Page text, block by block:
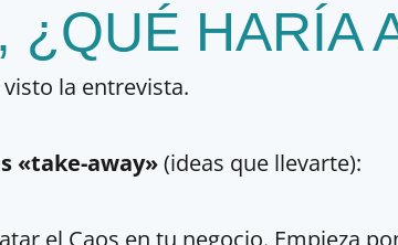
¿QUÉ HARÍA
la entrevista.
«take-away»(ideas que llevarte):
el Caos en tu negocio. Empieza